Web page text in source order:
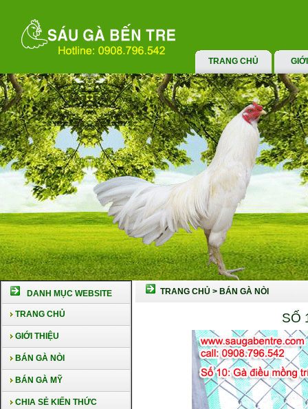
TRANG CHỦ
DANH MỤC WEBSITE
TRANG CHỦ
GIỚI THIỆU
BÁN GÀ NÒI
BÁN GÀ MỸ
CHIA SẺ KIẾN THỨC
TRANG CHỦ > BÁN GÀ NÒI
SỐ